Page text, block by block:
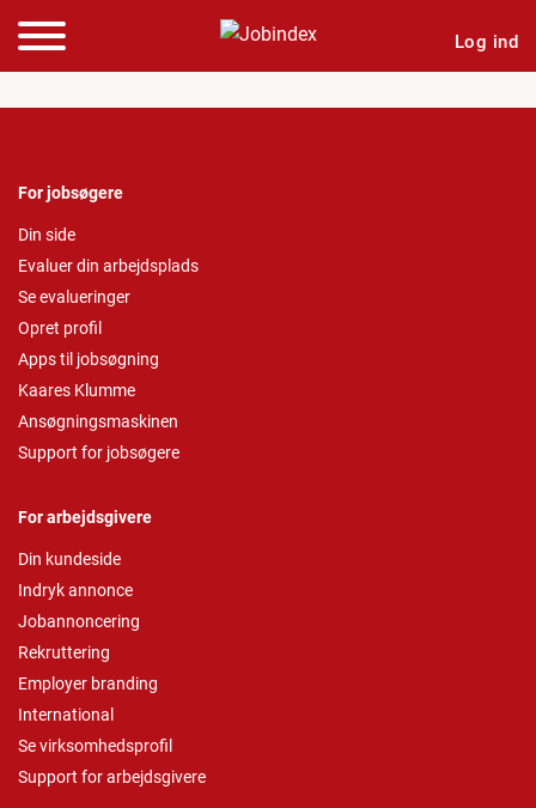
Log ind
For jobsøgere
Din side
Evaluer din arbejdsplads
Se evalueringer
Opret profil
Apps til jobsøgning
Kaares Klumme
Ansøgningsmaskinen
Support for jobsøgere
For arbejdsgivere
Din kundeside
Indryk annonce
Jobannoncering
Rekruttering
Employer branding
International
Se virksomhedsprofil
Support for arbejdsgivere